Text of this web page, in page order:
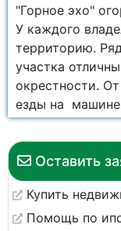
Оставить
Купить
Помощь по
"Горное эхо"
У каждого
территорию.
участка
окрестности.
езды на